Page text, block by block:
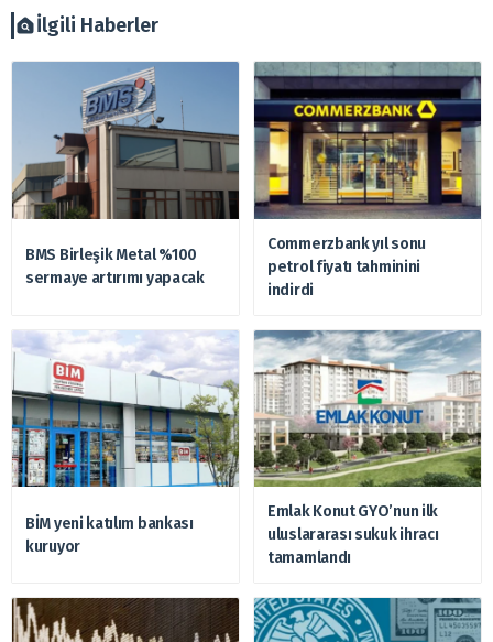
zararlardan, arztakvimi.com.tr sorumlu tutulamaz.
İlgili Haberler
BMS Birleşik Metal %100
sermaye artırımı yapacak
Commerzbank yıl sonu
petrol fiyatı tahminini
indirdi
BİM yeni katılım bankası
kuruyor
Emlak Konut GYO’nun ilk
uluslararası sukuk ihracı
tamamlandı